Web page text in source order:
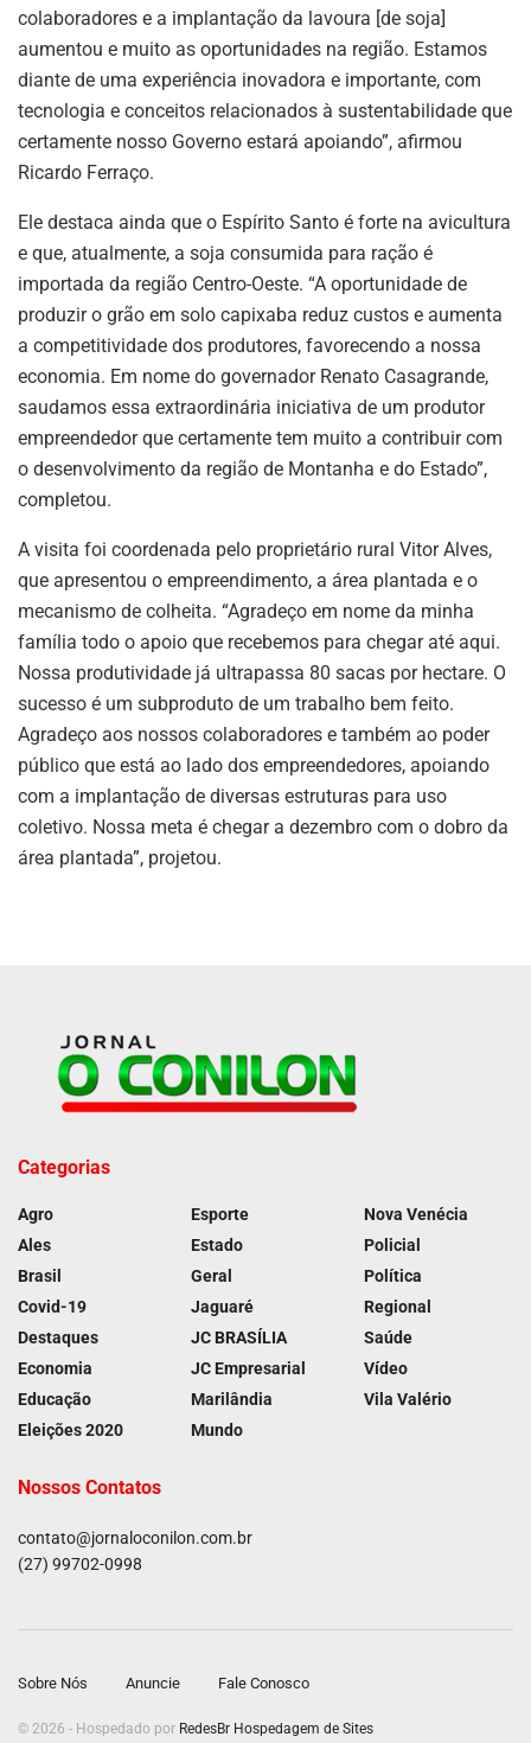
colaboradores e a implantação da lavoura [de soja]
aumentou e muito as oportunidades na região. Estamos
diante de uma experiência inovadora e importante, com
tecnologia e conceitos relacionados à sustentabilidade que
certamente nosso Governo estará apoiando”, afirmou
Ricardo Ferraço.
Ele destaca ainda que o Espírito Santo é forte na avicultura
e que, atualmente, a soja consumida para ração é
importada da região Centro-Oeste. “A oportunidade de
produzir o grão em solo capixaba reduz custos e aumenta
a competitividade dos produtores, favorecendo a nossa
economia. Em nome do governador Renato Casagrande,
saudamos essa extraordinária iniciativa de um produtor
empreendedor que certamente tem muito a contribuir com
o desenvolvimento da região de Montanha e do Estado”,
completou.
A visita foi coordenada pelo proprietário rural Vitor Alves,
que apresentou o empreendimento, a área plantada e o
mecanismo de colheita. “Agradeço em nome da minha
família todo o apoio que recebemos para chegar até aqui.
Nossa produtividade já ultrapassa 80 sacas por hectare. O
sucesso é um subproduto de um trabalho bem feito.
Agradeço aos nossos colaboradores e também ao poder
público que está ao lado dos empreendedores, apoiando
com a implantação de diversas estruturas para uso
coletivo. Nossa meta é chegar a dezembro com o dobro da
área plantada”, projetou.
Categorias
Agro
Ales
Brasil
Covid-19
Destaques
Economia
Educação
Eleições 2020
Esporte
Estado
Geral
Jaguaré
JC BRASÍLIA
JC Empresarial
Marilândia
Mundo
Nova Venécia
Policial
Política
Regional
Saúde
Vídeo
Vila Valério
Nossos Contatos
contato@jornaloconilon.com.br
(27) 99702-0998
Sobre Nós Anuncie Fale Conosco
© 2026 - Hospedado por RedesBr Hospedagem de Sites